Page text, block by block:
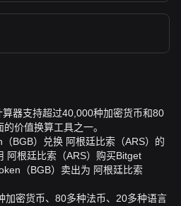
器支持超过40,000种加密货币和80
价值换算工具之一。
BGB）兑换 阿根廷比索（ARS）的
阿根廷比索（ARS）购买Bitget
（BGB）卖出为 阿根廷比索
加密货币、80多种法币、20多种语言